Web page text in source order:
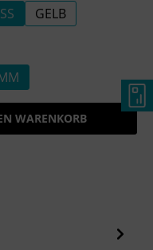
GELB
VERFÜGBAR.)
gewünschten
WARENKORB